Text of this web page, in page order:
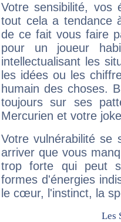
Votre sensibilité,
tout cela a tendance
de ce fait vous faire
pour un joueur
intellectualisant les
les idées ou les
humain des choses.
toujours sur ses
Mercurien et votre
Votre vulnérabilité se
arriver que vous
trop forte qui peut
formes d'énergies
le cœur, l'instinct, la